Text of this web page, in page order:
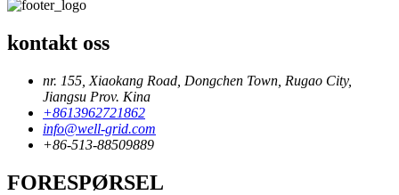
kontakt oss
nr. 155, Xiaokang Road, Dongchen Town, Rugao City,
Jiangsu Prov. Kina
+8613962721862
info@well-grid.com
+86-513-88509889
FORESPØRSEL